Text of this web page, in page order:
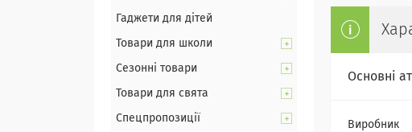
Основні
Виробник
Гаджети для дітей
Товари для школи
Сезонні товари
Товари для свята
Спецпропозиції